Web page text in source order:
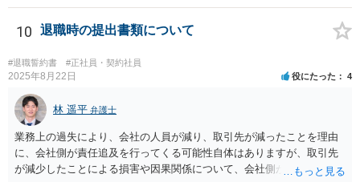
の自由及び顧客の選択の自由を奪うものであるから、全てを有効と解
トでのやりとりだけでは、正確な回答が難しい案件です。本件は、法
的に正確に分析すべき事案です。素人判断は大いに危険です。 法的責
任をきちんと追及されたい場合には、労働法にかなり詳しく、上記に
関係した法理等にも通じた弁護士等に相談し、法的に正確に分析して
もらい、今後の対応を検討するべきです。弁護士への直接相談が良い
と思います。なぜならば、法的にきちんと解明するために、良い知恵
を得るには必要だからです。良い解決になりますよう祈念しておりま
す。納得のいかないことは徹底的に解明しましょう！ 頑張って下さ
10 退職時の提出書類について
#退職誓約書 #正社員・契約社員
2025年8月22日 役にたった 4
林 遥平 弁護士
業務上の過失により、会社の人員が減り、取引先が減ったことを理由
に、会社側が責任追及を行ってくる可能性自体はありますが、取引先
が減少したことによる損害や因果関係について、会社側が立証する義